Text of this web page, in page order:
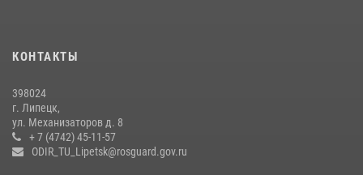
20 июля 2026, 12:22
Липецке
17 июля 2026, 12:26 5
КОНТАКТЫ
398024
г. Липецк,
ул. Механизаторов д. 8
+ 7 (4742) 45-11-57
ODIR_TU_Lipetsk@rosguard.gov.ru